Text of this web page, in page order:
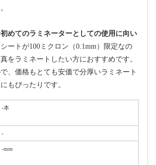
初めてのラミネーターとしての使用に向い
ートが100ミクロン（0.1mm）限定なの
をラミネートしたい方におすすめです。
、価格もとても安価で分厚いラミネート
もぴったりです。
-本
-
-mm